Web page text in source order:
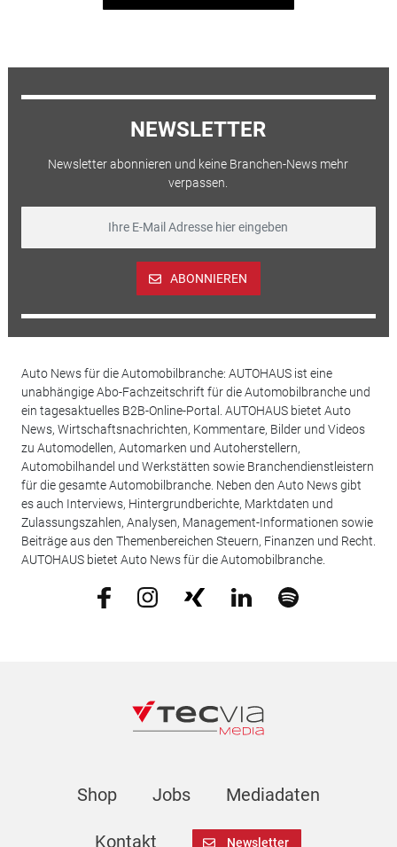
NEWSLETTER
Newsletter abonnieren und keine Branchen-News mehr
verpassen.
ABONNIEREN
Auto News für die Automobilbranche: AUTOHAUS ist eine
unabhängige Abo-Fachzeitschrift für die Automobilbranche und
ein tagesaktuelles B2B-Online-Portal. AUTOHAUS bietet Auto
News, Wirtschaftsnachrichten, Kommentare, Bilder und Videos
zu Automodellen, Automarken und Autoherstellern,
Automobilhandel und Werkstätten sowie Branchendienstleistern
für die gesamte Automobilbranche. Neben den Auto News gibt
es auch Interviews, Hintergrundberichte, Marktdaten und
Zulassungszahlen, Analysen, Management-Informationen sowie
Beiträge aus den Themenbereichen Steuern, Finanzen und Recht.
AUTOHAUS bietet Auto News für die Automobilbranche.
Shop Jobs Mediadaten
Kontakt Newsletter